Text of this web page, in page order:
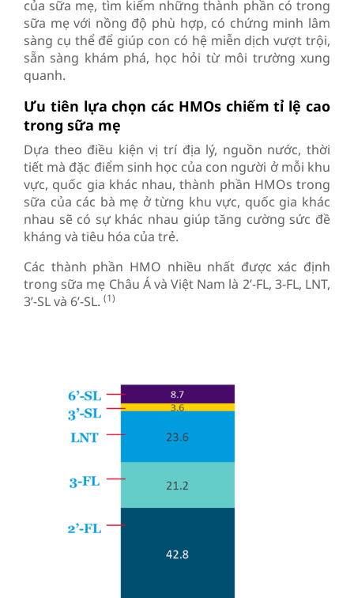
của sữa mẹ, tìm kiếm những thành phần có trong
sữa mẹ với nồng độ phù hợp, có chứng minh lâm
sàng cụ thể để giúp con có hệ miễn dịch vượt trội,
sẵn sàng khám phá, học hỏi từ môi trường xung
quanh.
Ưu tiên lựa chọn các HMOs chiếm tỉ lệ cao
trong sữa mẹ
Dựa theo điều kiện vị trí địa lý, nguồn nước, thời
tiết mà đặc điểm sinh học của con người ở mỗi khu
vực, quốc gia khác nhau, thành phần HMOs trong
sữa của các bà mẹ ở từng khu vực, quốc gia khác
nhau sẽ có sự khác nhau giúp tăng cường sức đề
kháng và tiêu hóa của trẻ.
Các thành phần HMO nhiều nhất được xác định
trong sữa mẹ Châu Á và Việt Nam là 2’-FL, 3-FL, LNT,
3’-SL và 6’-SL. (1)